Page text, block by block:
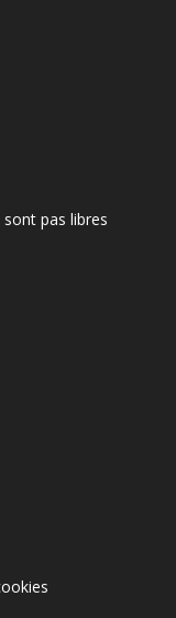
pas libres